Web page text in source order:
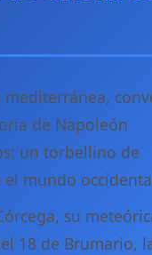
de Napoleón
un torbellino de
mundo
su
18 de Brumario,